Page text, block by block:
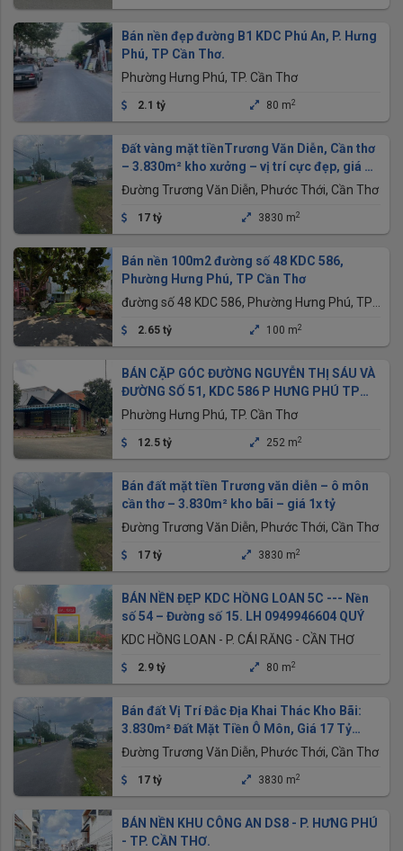
Bán nền đẹp đường B1 KDC Phú An, P. Hưng
Phú, TP Cần Thơ.
Phường Hưng Phú, TP. Cần Thơ
2.1 tỷ 80 m2
Đất vàng mặt tiềnTrương Văn Diễn, Cần thơ
– 3.830m² kho xưởng – vị trí cực đẹp, giá ưu
đãi
Đường Trương Văn Diễn, Phước Thới, Cần Thơ
17 tỷ 3830 m2
Bán nền 100m2 đường số 48 KDC 586,
Phường Hưng Phú, TP Cần Thơ
đường số 48 KDC 586, Phường Hưng Phú, TP
2.65 tỷ 100 m2
BÁN CẶP GÓC ĐƯỜNG NGUYỄN THỊ SÁU VÀ
ĐƯỜNG SỐ 51, KDC 586 P HƯNG PHÚ TP
CẦN THƠ
Phường Hưng Phú, TP. Cần Thơ
12.5 tỷ 252 m2
Bán đất mặt tiền Trương văn diễn – ô môn
cần thơ – 3.830m² kho bãi – giá 1x tỷ
Đường Trương Văn Diễn, Phước Thới, Cần Thơ
17 tỷ 3830 m2
BÁN NỀN ĐẸP KDC HỒNG LOAN 5C --- Nền
số 54 – Đường số 15. LH 0949946604 QUÝ
KDC HỒNG LOAN - P. CÁI RĂNG - CẦN THƠ
2.9 tỷ 80 m2
Bán đất Vị Trí Đắc Địa Khai Thác Kho Bãi:
3.830m² Đất Mặt Tiền Ô Môn, Giá 17 Tỷ
(thương lượng)
Đường Trương Văn Diễn, Phước Thới, Cần Thơ
17 tỷ 3830 m2
BÁN NỀN KHU CÔNG AN DS8 - P. HƯNG PHÚ
- TP. CẦN THƠ.